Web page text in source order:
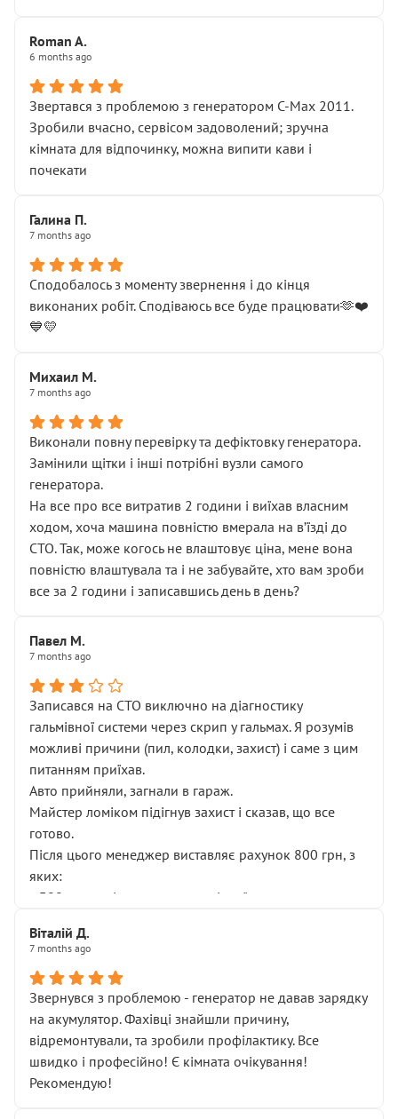
Roman A.
6 months ago
Звертався з проблемою з генератором C-Max 2011.
Зробили вчасно, сервісом задоволений; зручна
кімната для відпочинку, можна випити кави і
почекати
Галина П.
7 months ago
Сподобалось з моменту звернення і до кінця
виконаних робіт. Сподіваюсь все буде працювати🫶❤️
💙💛
Михаил М.
7 months ago
Виконали повну перевірку та дефіктовку генератора.
Замінили щітки і інші потрібні вузли самого
генератора.
На все про все витратив 2 години і виїхав власним
ходом, хоча машина повністю вмерала на вʼїзді до
СТО. Так, може когось не влаштовує ціна, мене вона
повністю влаштувала та і не забувайте, хто вам зроби
все за 2 години і записавшись день в день?
Павел М.
7 months ago
Записався на СТО виключно на діагностику
гальмівної системи через скрип у гальмах. Я розумів
можливі причини (пил, колодки, захист) і саме з цим
питанням приїхав.
Авто прийняли, загнали в гараж.
Майстер ломіком підігнув захист і сказав, що все
готово.
Після цього менеджер виставляє рахунок 800 грн, з
яких:
• 300 грн — діагностика гальмівної системи
НЕ погоджував
послуга. Тим більше, я був поруч і жодної реальної
діагностики ходової не проводилось. Після
зауваження гроші за цю “послугу” повернули, що
лише підтвердило мою правоту.
Але головне — я виїжджаю з боксу, і скрип у гальмах
залишився таким самим, як і був. Тобто оплачена
Віталій Д.
7 months ago
Звернувся з проблемою - генератор не давав зарядку
на акумулятор. Фахівці знайшли причину,
відремонтували, та зробили профілактику. Все
швидко і професійно! Є кімната очікування!
Рекомендую!